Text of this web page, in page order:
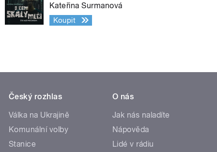
Kateřina Surmanová
Koupit
Český rozhlas
Válka na Ukrajině
Komunální volby
Stanice
O nás
Jak nás naladíte
Nápověda
Lidé v rádiu